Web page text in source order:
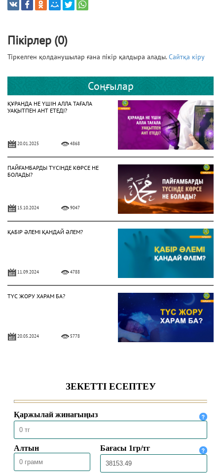
Пікірлер (0)
Тіркелген қолданушылар ғана пікір қалдыра алады.Сайтқа кіру
Соңғылар
ҚҰРАНДА НЕ ҮШІН АЛЛА ТАҒАЛА
УАҚЫТПЕН АНТ ЕТЕДІ?
20.01.2025 4868
ПАЙҒАМБАРДЫ ТҮСІНДЕ КӨРСЕ НЕ
БОЛАДЫ?
15.10.2024 9047
ҚАБІР ӘЛЕМІ ҚАНДАЙ ӘЛЕМ?
11.09.2024 4788
ТҮС ЖОРУ ХАРАМ БА?
20.05.2024 5778
15.05.2024 34818
ҚҰРАН АЯТТАРЫ ЖАЗЫЛҒАН
ТҰМАРДЫ ТАҒУҒА БОЛА МА?
13.05.2024